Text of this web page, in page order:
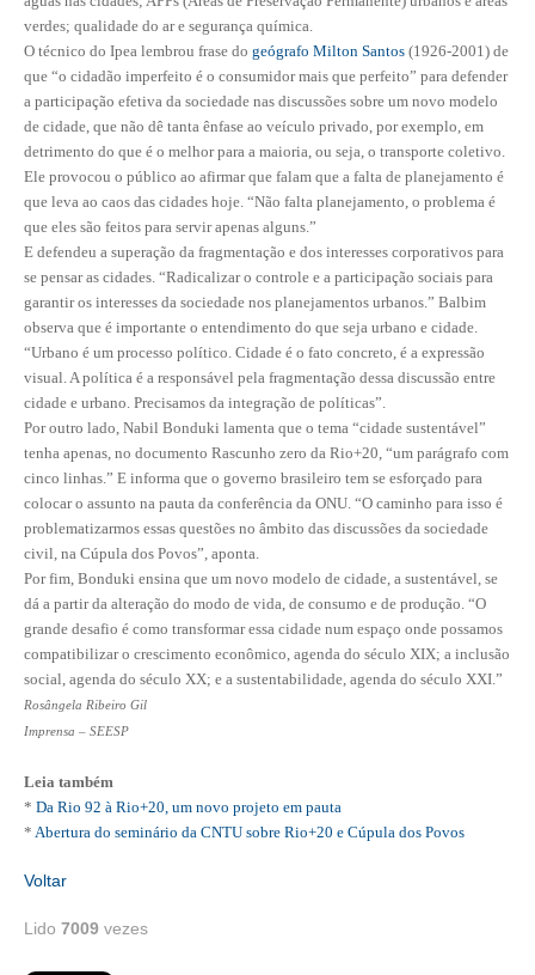
CONTRIBUIÇÃO ASSOCIATIVA OU ANUIDADE DE SÓCIO
CONTRIBUIÇÃO SINDICAL URBANA
REVISÃO DE APOSENTADORIA
FGTS EXPURGOS
FGTS CORREÇÃO
LEGISLAÇÃO
LEI 4.950-A/1966 – PISO SALARIAL
LEI 5.194/1966 – REGULAMENTAÇÃO DA PROFISSÃO
LEI 6.496/1977 – ART
RES 1.002/2002 – CÓDIGO DE ÉTICA
HOMOLOGAÇÕES
PISO SALARIAL
OPORTUNIDADES
APRESENTAÇÃO
EMPREGO E ESTÁGIO
CARREIRA
AUTÔNOMOS E SERVIÇOS
NEWSLETTER
GUIA DAS ENGENHARIAS
verdes; qualidade do ar e segurança química.
O técnico do Ipea lembrou frase do geógrafo Milton Santos (1926-2001) de
que “o cidadão imperfeito é o consumidor mais que perfeito” para defender
a participação efetiva da sociedade nas discussões sobre um novo modelo
de cidade, que não dê tanta ênfase ao veículo privado, por exemplo, em
detrimento do que é o melhor para a maioria, ou seja, o transporte coletivo.
Ele provocou o público ao afirmar que falam que a falta de planejamento é
que leva ao caos das cidades hoje. “Não falta planejamento, o problema é
que eles são feitos para servir apenas alguns.”
E defendeu a superação da fragmentação e dos interesses corporativos para
se pensar as cidades. “Radicalizar o controle e a participação sociais para
garantir os interesses da sociedade nos planejamentos urbanos.” Balbim
observa que é importante o entendimento do que seja urbano e cidade.
“Urbano é um processo político. Cidade é o fato concreto, é a expressão
visual. A política é a responsável pela fragmentação dessa discussão entre
cidade e urbano. Precisamos da integração de políticas”.
Por outro lado, Nabil Bonduki lamenta que o tema “cidade sustentável”
tenha apenas, no documento Rascunho zero da Rio+20, “um parágrafo com
cinco linhas.” E informa que o governo brasileiro tem se esforçado para
colocar o assunto na pauta da conferência da ONU. “O caminho para isso é
problematizarmos essas questões no âmbito das discussões da sociedade
civil, na Cúpula dos Povos”, aponta.
Por fim, Bonduki ensina que um novo modelo de cidade, a sustentável, se
dá a partir da alteração do modo de vida, de consumo e de produção. “O
grande desafio é como transformar essa cidade num espaço onde possamos
compatibilizar o crescimento econômico, agenda do século XIX; a inclusão
social, agenda do século XX; e a sustentabilidade, agenda do século XXI.”
Rosângela Ribeiro Gil
Imprensa – SEESP
Leia também
* Da Rio 92 à Rio+20, um novo projeto em pauta
* Abertura do seminário da CNTU sobre Rio+20 e Cúpula dos Povos
Voltar
Lido 7009 vezes